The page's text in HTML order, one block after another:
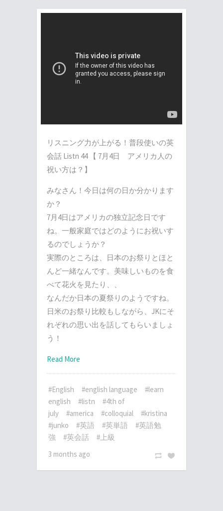
リスニング力が上がる！普段使いの英
会話 Listn 44 【 7月4日 アメリカ人の
祝い方は？】
みなさん！今日は何の日か分かります
か？
7月4日はアメリカの独立記念日です
ね。一般家庭ではどのようにお祝いす
るのでしょうか？
実際のところは、日本のお祭りとほと
んど一緒なんです。美味しいものを食
べて花火を見たり、、
なんだか日本の夏祭りのようですね。
日米のお祭り比較もしながら、JKにそ
れぞれの思い出を話してもらいましょ
う！
Read More
#English #english language
#learn
english
#listn
#4th of
july
#america #colloquial
#kristina
#junko
#英語 #英単語
#英語勉
強
#英会話
#上級
3 months ago